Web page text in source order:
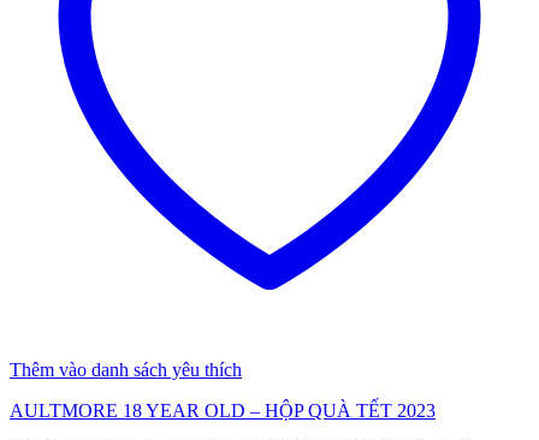
Thêm vào danh sách yêu thích
AULTMORE 18 YEAR OLD – HỘP QUÀ TẾT 2023